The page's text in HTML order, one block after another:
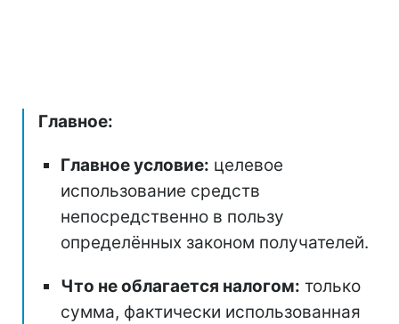
Главное:
Главное условие: целевое
использование средств
непосредственно в пользу
определённых законом получателей.
Что не облагается налогом: только
сумма, фактически использованная